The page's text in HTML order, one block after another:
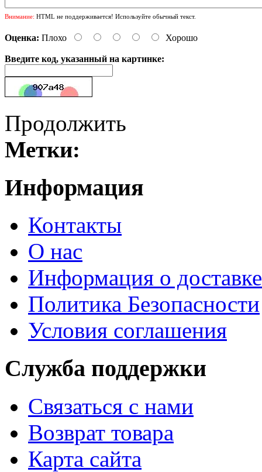
Внимание: HTML не поддерживается! Используйте обычный текст.
Оценка: Плохо Хорошо
Введите код, указанный на картинке:
Продолжить
Метки:
Информация
Контакты
О нас
Информация о доставке
Политика Безопасности
Условия соглашения
Служба поддержки
Связаться с нами
Возврат товара
Карта сайта